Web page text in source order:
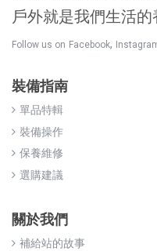
戶外就是我們生活的
Follow us on Facebook,
裝備指南
單品特輯
裝備操作
保養維修
選購建議
關於我們
補給站的故事